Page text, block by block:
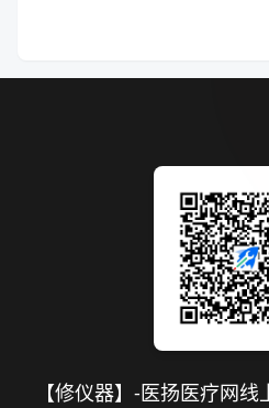
【修仪器】-医扬医疗网